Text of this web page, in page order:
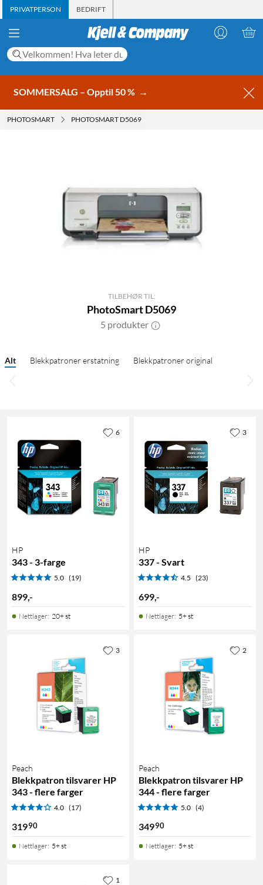
PRIVATPERSON BEDRIFT
SOMMERSALG – Opptil 50 % →
PHOTOSMART PHOTOSMART D5069
TILBEHØR TIL:
PhotoSmart D5069
5 produkter
Alt Blekkpatroner erstatning Blekkpatroner original
HP
343 - 3-farge
5.0 (19)
899,-
Nettlager: 20+ st
6
HP
337 - Svart
4.5 (23)
699,-
Nettlager: 5+ st
3
Peach
Blekkpatron tilsvarer HP
343 - flere farger
4.0 (17)
31990
Nettlager: 5+ st
3
Peach
Blekkpatron tilsvarer HP
344 - flere farger
5.0 (4)
34990
Nettlager: 5+ st
2
1